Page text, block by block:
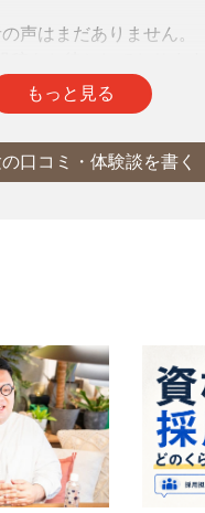
声はまだありません。
もっと見る
口コミ・体験談を書く